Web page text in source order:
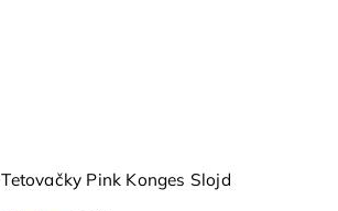
Tetovačky Pink Konges Slojd